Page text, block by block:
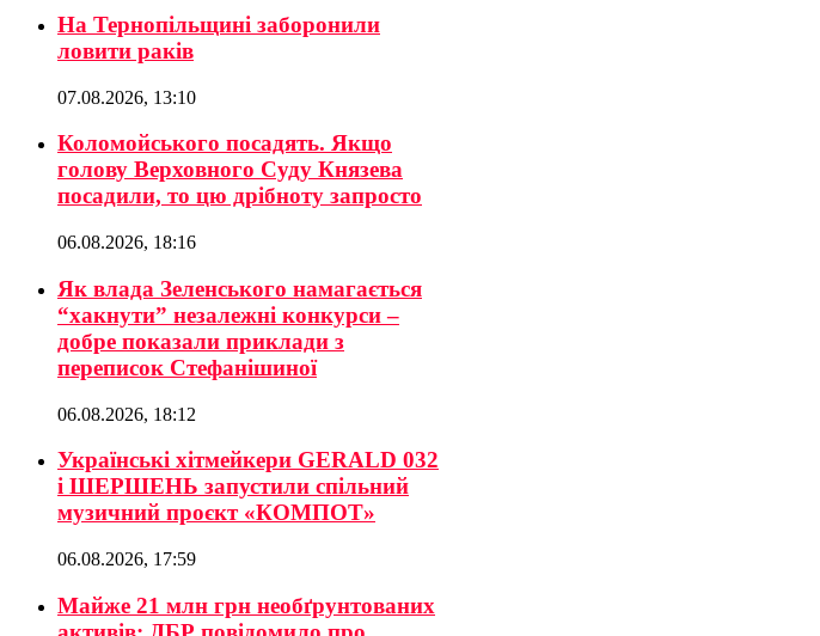
На Тернопільщині заборонили
ловити раків
07.08.2026, 13:10
Коломойського посадять. Якщо
голову Верховного Суду Князева
посадили, то цю дрібноту запросто
06.08.2026, 18:16
Як влада Зеленського намагається
“хакнути” незалежні конкурси –
добре показали приклади з
переписок Стефанішиної
06.08.2026, 18:12
Українські хітмейкери GERALD 032
і ШЕРШЕНЬ запустили спільний
музичний проєкт «КОМПОТ»
06.08.2026, 17:59
Майже 21 млн грн необґрунтованих